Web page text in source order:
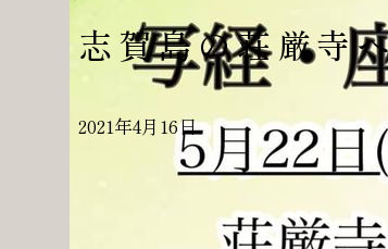
志賀島の荘厳寺
2021年4月16日